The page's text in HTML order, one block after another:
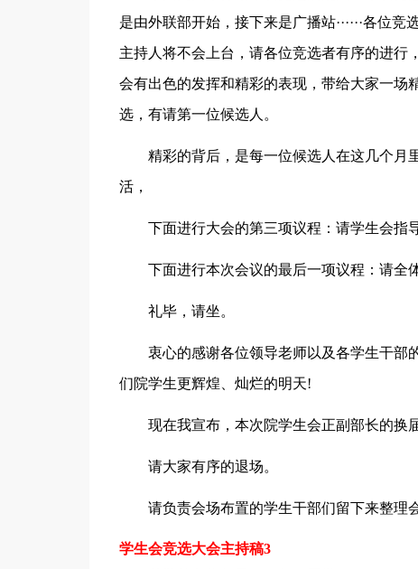
是由外联部开始，接下来是广播站······各位
主持人将不会上台，请各位竞选者有序的进行
会有出色的发挥和精彩的表现，带给大家一场
选，有请第一位候选人。
精彩的背后，是每一位候选人在这几个月
活，
下面进行大会的第三项议程：请学生会指
下面进行本次会议的最后一项议程：请全
礼毕，请坐。
衷心的感谢各位领导老师以及各学生干部
们院学生更辉煌、灿烂的明天!
现在我宣布，本次院学生会正副部长的换
请大家有序的退场。
请负责会场布置的学生干部们留下来整理
学生会竞选大会主持稿3